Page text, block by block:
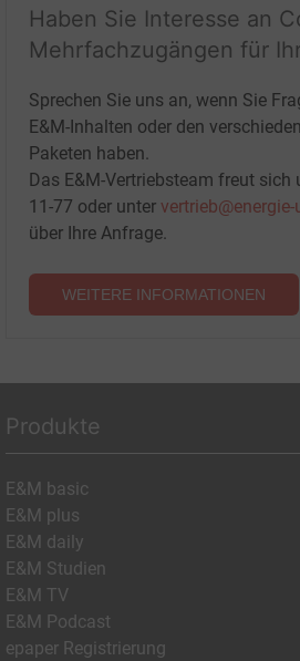
Haben Sie Interesse an
Mehrfachzugängen für
Sprechen Sie uns an, wenn Sie
E&M-Inhalten oder den
Paketen haben.
Das E&M-Vertriebsteam freut sich
11-77 oder unter
über Ihre Anfrage.
WEITERE INFORMATIONEN
Produkte
E&M basic
E&M plus
E&M daily
E&M Studien
E&M TV
E&M Podcast
epaper Registrierung